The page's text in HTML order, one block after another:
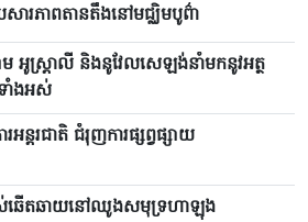
ារភាពតានតឹងនៅមជ្ឈិមបូព៌ា
អូស្ត្រាលី និងនូវែលសេឡង់នាំមកនូវអត្ថ
ាំងអស់
ន្តរជាតិ ជំរុញការផ្សព្វផ្សាយ
រស់ឆើតឆាយនៅឈូងសមុទ្រហាឡុង